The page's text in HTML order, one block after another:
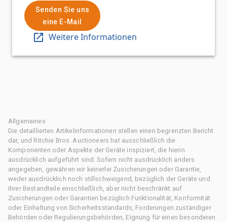
Senden Sie uns
eine E-Mail
Weitere Informationen
Allgemeines
Die detaillierten Artikelinformationen stellen einen begrenzten Bericht
dar, und Ritchie Bros. Auctioneers hat ausschließlich die
Komponenten oder Aspekte der Geräte inspiziert, die hierin
ausdrücklich aufgeführt sind. Sofern nicht ausdrücklich anders
angegeben, gewähren wir keinerlei Zusicherungen oder Garantie,
weder ausdrücklich noch stillschweigend, bezüglich der Geräte und
ihrer Bestandteile einschließlich, aber nicht beschränkt auf
Zusicherungen oder Garantien bezüglich Funktionalität, Konformität
oder Einhaltung von Sicherheitsstandards, Forderungen zuständiger
Behörden oder Regulierungsbehörden, Eignung für einen besonderen